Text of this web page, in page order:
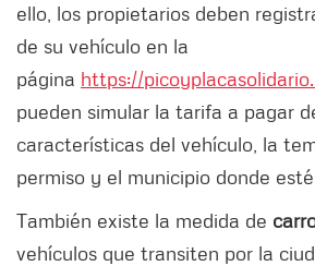
ello, los propietarios deben
de su vehículo en la
página https://
pueden simular la tarifa a pagar
características del vehículo, la
permiso y el municipio donde
También existe la medida de
vehículos que transiten por la